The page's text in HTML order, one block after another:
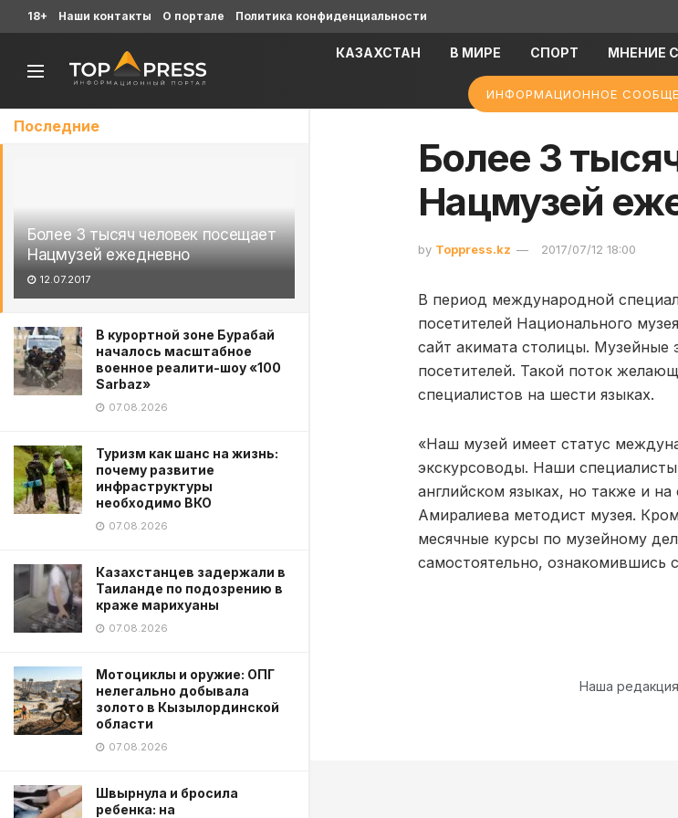
Последние
Более 3 тысяч человек посещает
Нацмузей ежедневно
12.07.2017
В курортной зоне Бурабай
началось масштабное
военное реалити-шоу «100
Sarbaz»
07.08.2026
Туризм как шанс на жизнь:
почему развитие
инфраструктуры
необходимо ВКО
07.08.2026
Казахстанцев задержали в
Таиланде по подозрению в
краже марихуаны
07.08.2026
Мотоциклы и оружие: ОПГ
нелегально добывала
золото в Кызылординской
области
07.08.2026
Швырнула и бросила
ребенка: на
18+ Наши контакты О портале Политика конфиденциальности
КАЗАХСТАН В МИРЕ СПОРТ МНЕНИЕ
ИНФОРМАЦИОННОЕ
Более 3
Нацмузей
by Toppress.kz 2017/07/12 18:00
В период международной
посетителей Национального
сайт акимата столицы. Музейные
посетителей. Такой поток
специалистов на шести языках.
«Наш музей имеет статус
экскурсоводы. Наши
английском языках, но также и
Амиралиева методист музея.
месячные курсы по музейному
самостоятельно, ознакомившись
Наша